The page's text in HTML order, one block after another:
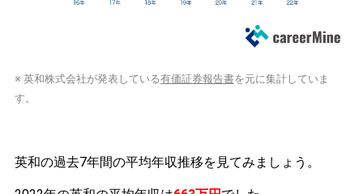
※ 英和株式会社が発表している有価証券報告書を元に集計していま
す。
英和の過去7年間の平均年収推移を見てみましょう。